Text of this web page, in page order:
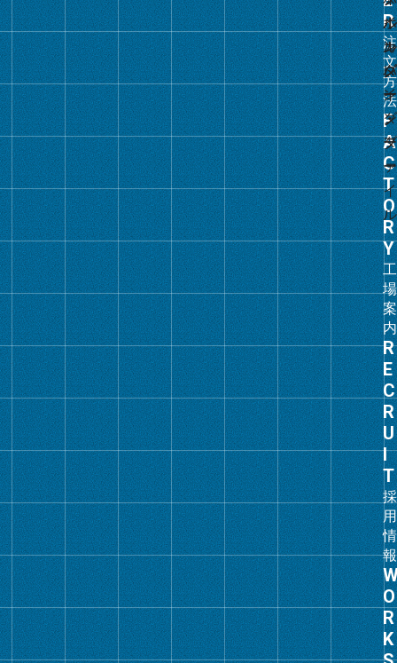
注
文
方
法
プ
リ
ン
ク
工
場
案
内
グ
ル
ー
プ
リ
ン
ク
採
用
情
報
グ
ル
ー
プ
リ
ン
ク
グ
ル
ー
プ
ル
・
バ
イ
ン
ダ
ー
イ
ン
ダ
ー
ル
カ
レ
ン
ダ
ー
ホ
ル
ダ
ー
・
フ
ァ
イ
ル